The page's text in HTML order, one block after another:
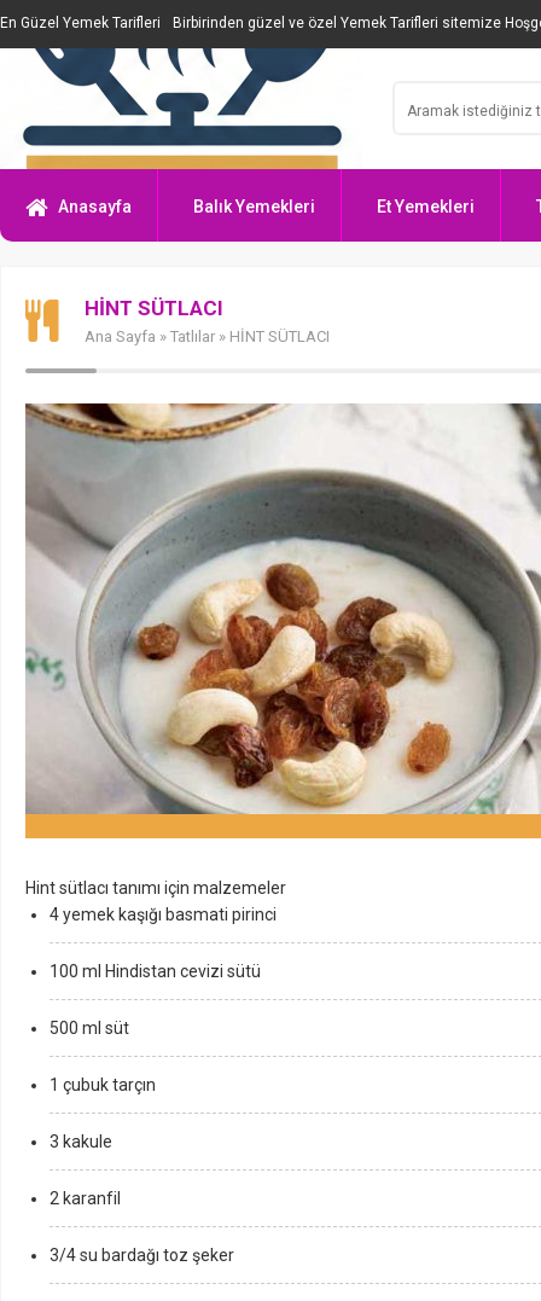
En Güzel Yemek Tarifleri Birbirinden güzel ve özel Yemek Tarifleri sitemize
Anasayfa Balık Yemekleri Et Yemekleri
HİNT SÜTLACI
Ana Sayfa » Tatlılar » HİNT SÜTLACI
Hint sütlacı tanımı için malzemeler
4 yemek kaşığı basmati pirinci
100 ml Hindistan cevizi sütü
500 ml süt
1 çubuk tarçın
3 kakule
2 karanfil
3/4 su bardağı toz şeker